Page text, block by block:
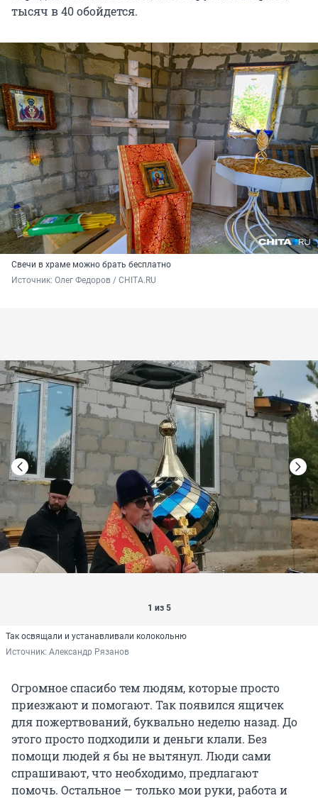
тысяч в 40 обойдется.
Свечи в храме можно брать бесплатно
Источник: Олег Федоров / CHITA.RU
1 из 5
Так освящали и устанавливали колокольню
Источник: Александр Рязанов
Огромное спасибо тем людям, которые просто
приезжают и помогают. Так появился ящичек
для пожертвований, буквально неделю назад. До
этого просто подходили и деньги клали. Без
помощи людей я бы не вытянул. Люди сами
спрашивают, что необходимо, предлагают
помочь. Остальное — только мои руки, работа и